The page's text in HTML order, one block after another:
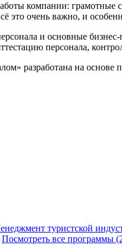
компании: грамотные
это очень важно, и
и основные
персонала,
разработана на
туристской
Посмотреть все программы